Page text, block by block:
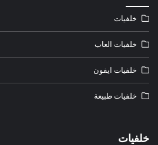
خلفيات
خلفيات العاب
خلفيات ايفون
خلفيات طبيعة
خلفيات